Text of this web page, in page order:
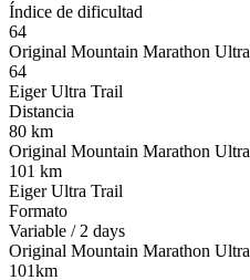
Índice de dificultad
64
Original Mountain Marathon Ultra
64
Eiger Ultra Trail
Distancia
80 km
Original Mountain Marathon Ultra
101 km
Eiger Ultra Trail
Formato
Variable / 2 days
Original Mountain Marathon Ultra
101km